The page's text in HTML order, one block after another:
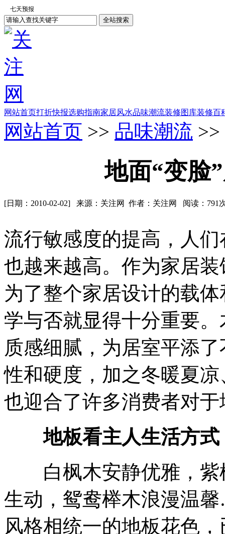
网站首页打折快报选购指南家居风水品味潮流装修图库装修百
网站首页 >> 品味潮流
地面“变脸
[日期：2010-02-02] 来源：关注网 作者：关注网 阅读： 791
流行敏感度的提高，人
也越来越高。作为家居
为了整个家居设计的载
学与否就显得十分重要
质感细腻，为居室平添
性和硬度，加之冬暖夏
也迎合了许多消费者对
地板看主人生活方式
白枫木安静优雅，紫
生动，鸳鸯榉木浪漫温
风格相统一的地板花色